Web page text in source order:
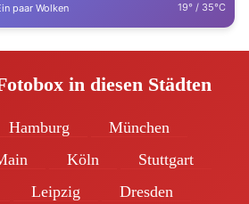
paar Wolken 19° / 35°C
in diesen Städten
Hamburg
München
Köln
Stuttgart
Leipzig
Dresden